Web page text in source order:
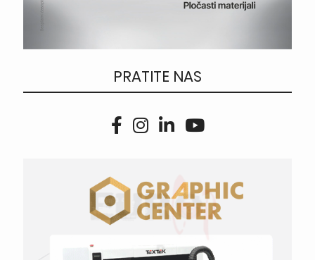
PRATITE NAS